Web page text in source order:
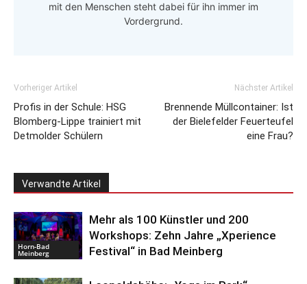
mit den Menschen steht dabei für ihn immer im
Vordergrund.
Vorheriger Artikel
Profis in der Schule: HSG
Blomberg-Lippe trainiert mit
Detmolder Schülern
Nächster Artikel
Brennende Müllcontainer: Ist
der Bielefelder Feuerteufel
eine Frau?
Verwandte Artikel
Horn-Bad
Meinberg
Mehr als 100 Künstler und 200
Workshops: Zehn Jahre „Xperience
Festival“ in Bad Meinberg